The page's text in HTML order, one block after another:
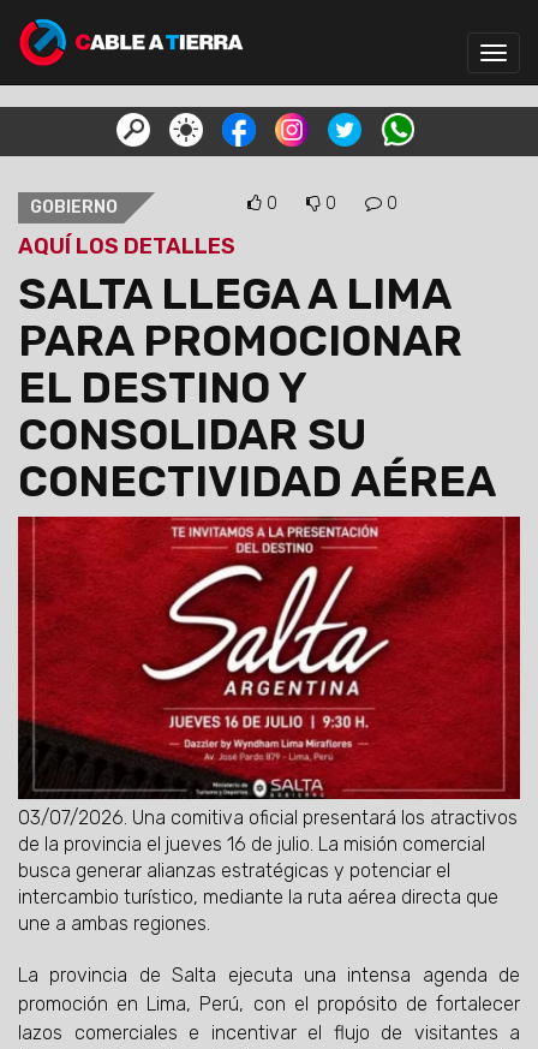
GOBIERNO 0 0 0
AQUÍ LOS DETALLES
SALTA LLEGA A LIMA
PARA PROMOCIONAR
EL DESTINO Y
CONSOLIDAR SU
CONECTIVIDAD AÉREA
03/07/2026. Una comitiva oficial presentará los atractivos
de la provincia el jueves 16 de julio. La misión comercial
busca generar alianzas estratégicas y potenciar el
intercambio turístico, mediante la ruta aérea directa que
une a ambas regiones.
La provincia de Salta ejecuta una intensa agenda de
promoción en Lima, Perú, con el propósito de fortalecer
lazos comerciales e incentivar el flujo de visitantes a